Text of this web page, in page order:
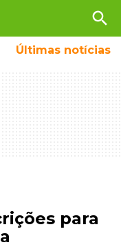
search
Últimas notícias
para